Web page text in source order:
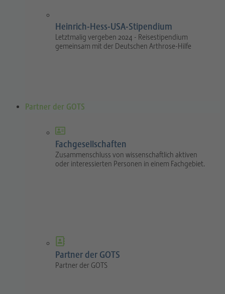
Heinrich-Hess-USA-Stipendium
Letztmalig vergeben 2024 - Reisestipendium
gemeinsam mit der Deutschen Arthrose-Hilfe
Partner der GOTS
Fachgesellschaften
Zusammenschluss von wissenschaftlich aktiven
oder interessierten Personen in einem Fachgebiet.
Partner der GOTS
Partner der GOTS